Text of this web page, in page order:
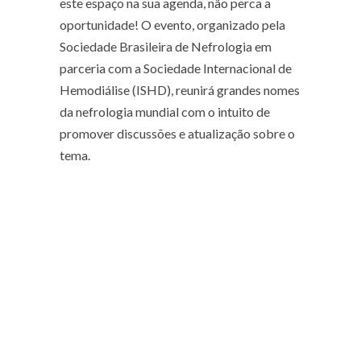
oportunidade! O evento, organizado pela
Sociedade Brasileira de Nefrologia em
parceria com a Sociedade Internacional de
Hemodiálise (ISHD), reunirá grandes nomes
da nefrologia mundial com o intuito de
promover discussões e atualização sobre o
tema.